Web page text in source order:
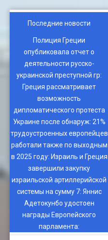
Последние новости
Полиция Греции
опубликовала отчет о
деятельности русско-
украинской преступной гр:
Греция рассматривает
возможность
дипломатического протеста
Украине после обнаруж: 21%
трудоустроенных европейцев
работали также по выходным
в 2025 году: Израиль и Греция
завершили закупку
израильской артиллерийской
системы на сумму 7: Яннис
Адетокунбо удостоен
награды Европейского
парламента: